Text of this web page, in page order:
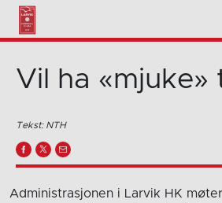
Vil ha «mjuke»
Tekst: NTH
Administrasjonen i Larvik HK